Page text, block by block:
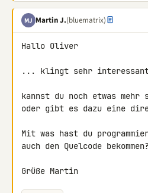
MJ Martin J.(bluematrix)
Hallo Oliver
... klingt sehr
kannst du noch etwas mehr
oder gibt es dazu eine
Mit was hast du
auch den Quelcode bekommen?
Grüße Martin